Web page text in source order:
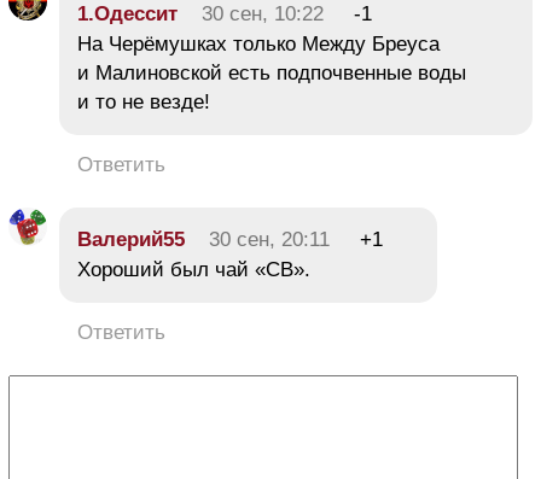
1.Одессит 30 сен, 10:22
-1
На Черёмушках только Между Бреуса
и Малиновской есть подпочвенные воды
и то не везде!
Ответить
Валерий55 30 сен, 20:11
+1
Хороший был чай «СВ».
Ответить